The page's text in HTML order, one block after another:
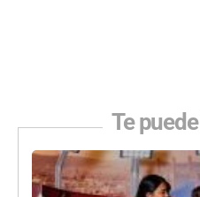
Te puede